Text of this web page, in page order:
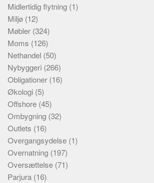
Midlertidig flytning (1)
Miljø (12)
Møbler (324)
Moms (126)
Nethandel (50)
Nybyggeri (266)
Obligationer (16)
Økologi (5)
Offshore (45)
Ombygning (32)
Outlets (16)
Overgangsydelse (1)
Overnatning (197)
Oversættelse (71)
Parjura (16)